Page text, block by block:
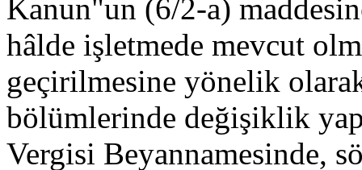
Kanun"un (6/2-a)
hâlde işletmede mevcut
geçirilmesine yönelik
bölümlerinde değişiklik
Vergisi Beyannamesinde,